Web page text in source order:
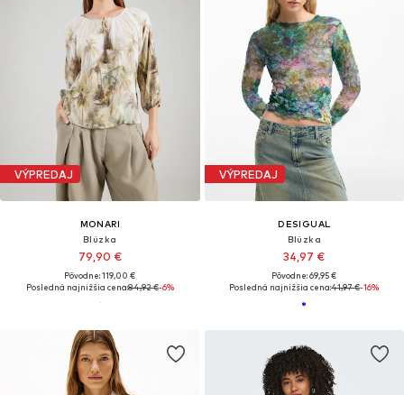
VÝPREDAJ
MONARI
Blúzka
79,90 €
Pôvodne: 119,00 €
Posledná najnižšia cena:84,92 €-6%
VÝPREDAJ
DESIGUAL
Blúzka
34,97 €
Pôvodne: 69,95 €
Posledná najnižšia cena:41,97 €-16%